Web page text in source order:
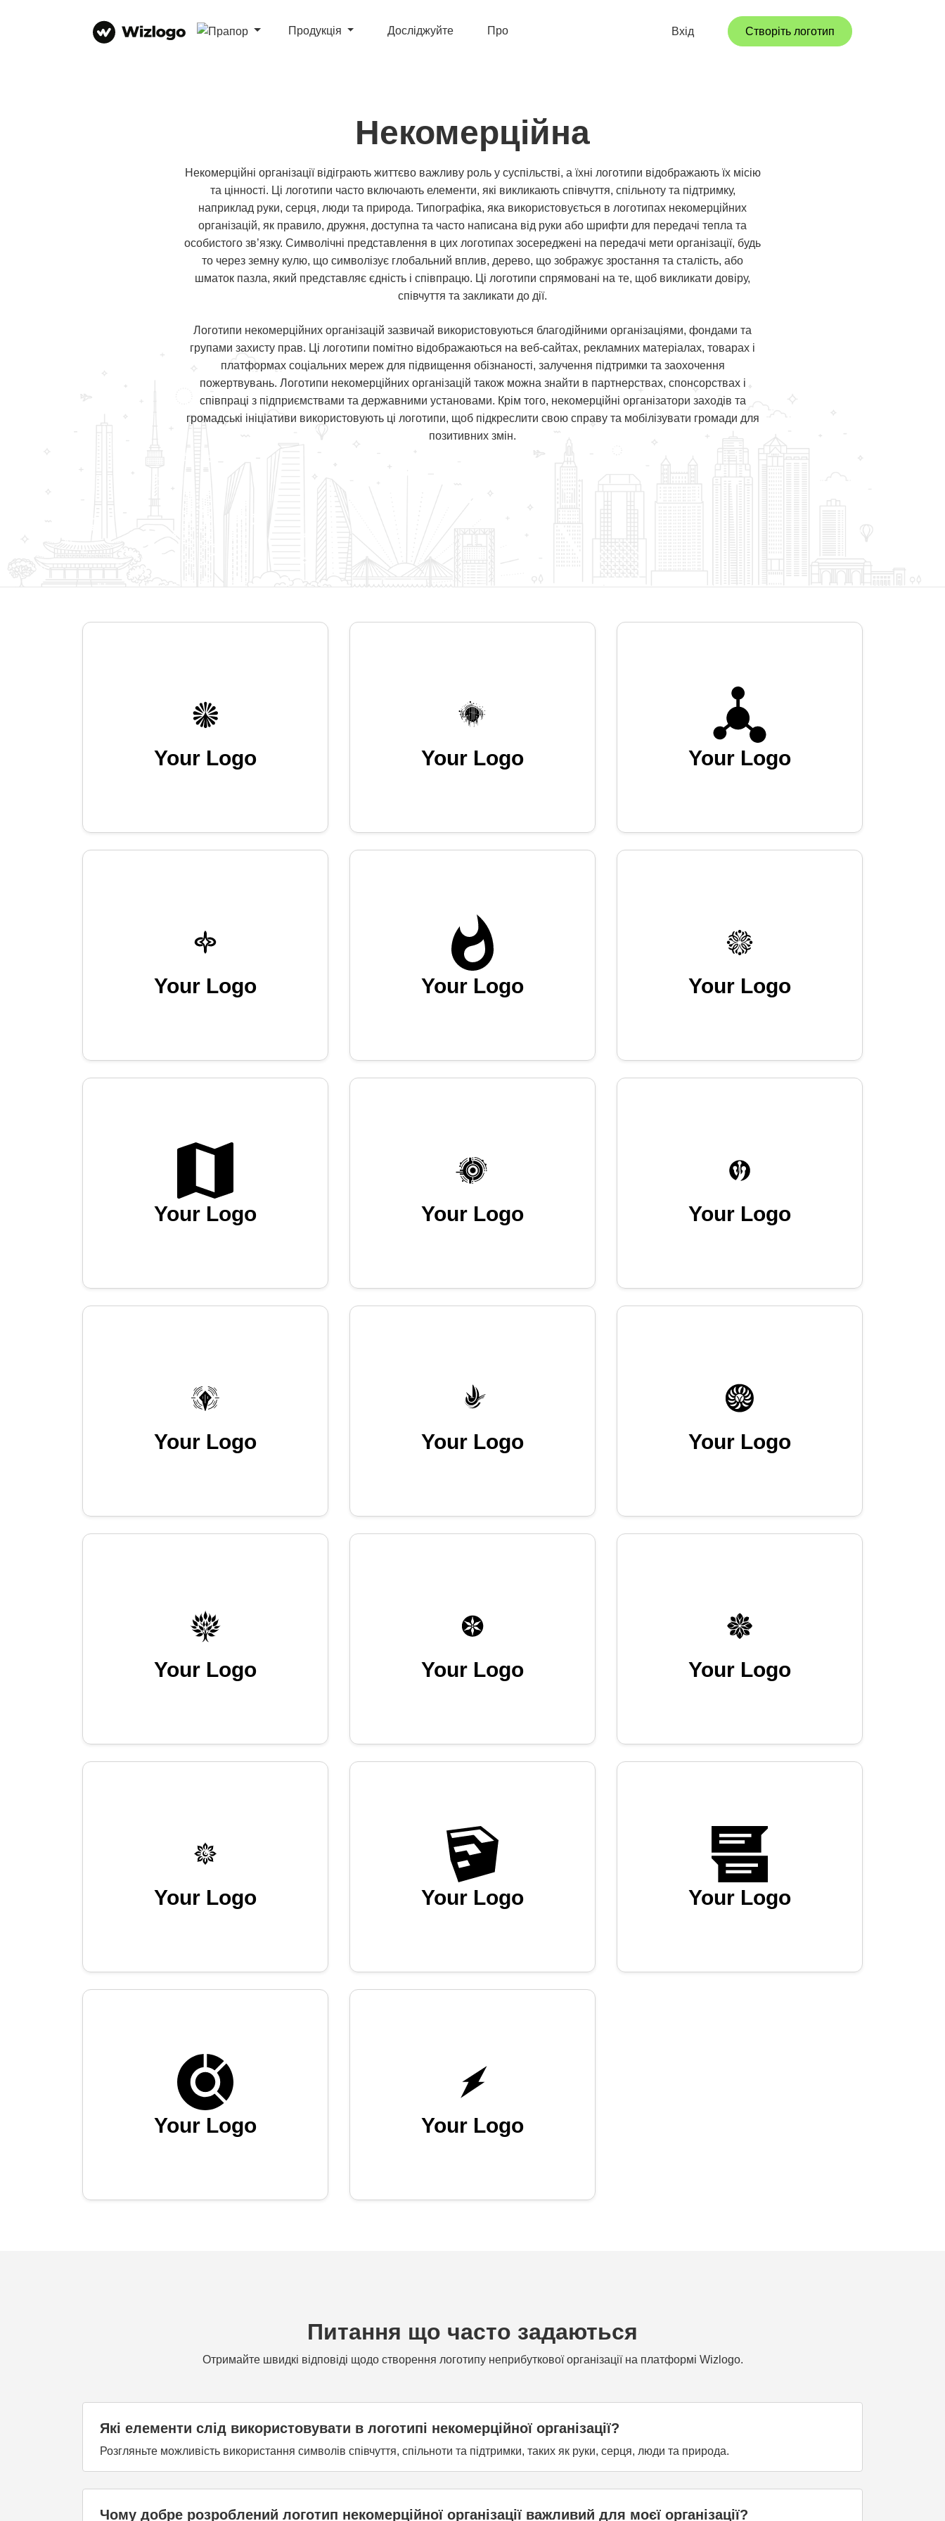
Продукція Досліджуйте Про Вхід Створіть логотип
Некомерційна
Некомерційні організації відіграють життєво важливу роль у суспільстві, а їхні логотипи відображають їх місію
та цінності. Ці логотипи часто включають елементи, які викликають співчуття, спільноту та підтримку,
наприклад руки, серця, люди та природа. Типографіка, яка використовується в логотипах некомерційних
організацій, як правило, дружня, доступна та часто написана від руки або шрифти для передачі тепла та
особистого зв’язку. Символічні представлення в цих логотипах зосереджені на передачі мети організації, будь
то через земну кулю, що символізує глобальний вплив, дерево, що зображує зростання та сталість, або
шматок пазла, який представляє єдність і співпрацю. Ці логотипи спрямовані на те, щоб викликати довіру,
співчуття та закликати до дії.
Логотипи некомерційних організацій зазвичай використовуються благодійними організаціями, фондами та
групами захисту прав. Ці логотипи помітно відображаються на веб-сайтах, рекламних матеріалах, товарах і
платформах соціальних мереж для підвищення обізнаності, залучення підтримки та заохочення
пожертвувань. Логотипи некомерційних організацій також можна знайти в партнерствах, спонсорствах і
співпраці з підприємствами та державними установами. Крім того, некомерційні організатори заходів та
громадські ініціативи використовують ці логотипи, щоб підкреслити свою справу та мобілізувати громади для
позитивних змін.
Your Logo Your Logo Your Logo
Your Logo Your Logo Your Logo
Your Logo Your Logo Your Logo
Your Logo Your Logo Your Logo
Your Logo Your Logo Your Logo
Your Logo Your Logo Your Logo
Your Logo Your Logo
Питання що часто задаються
Отримайте швидкі відповіді щодо створення логотипу неприбуткової організації на платформі Wizlogo.
Які елементи слід використовувати в логотипі некомерційної організації?
Розгляньте можливість використання символів співчуття, спільноти та підтримки, таких як руки, серця, люди та природа.
Чому добре розроблений логотип некомерційної організації важливий для моєї організації?